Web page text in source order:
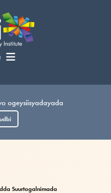
ogeysiisyadayada
Suurtogalnimada